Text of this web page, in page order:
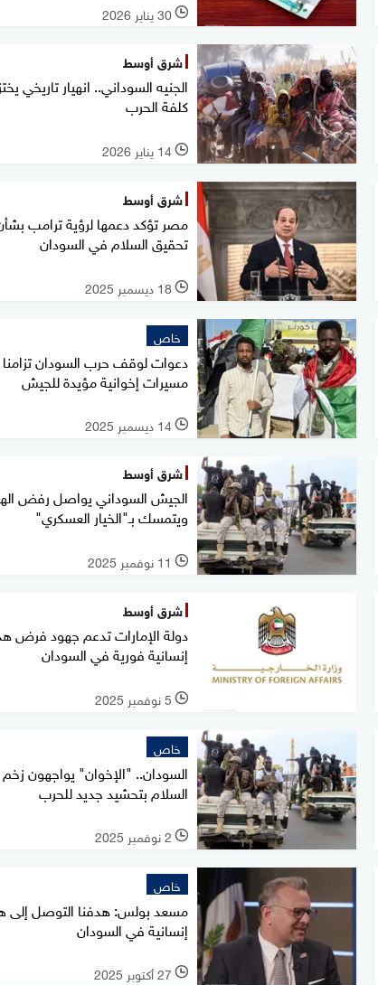
l 30 يناير 2026
شرق أوسط
الجنيه السوداني.. انهيار تاريخي
كلفة الحرب
l 14 يناير 2026
شرق أوسط
مصر تؤكد دعمها لرؤية ترامب
تحقيق السلام في السودان
l 18 ديسمبر 2025
خاص
دعوات لوقف حرب السودان
مسيرات إخوانية مؤيدة للجيش
l 14 ديسمبر 2025
شرق أوسط
الجيش السوداني يواصل رفض
ويتمسك بـ"الخيار العسكري"
l 11 نوفمبر 2025
شرق أوسط
دولة الإمارات تدعم جهود فرض
إنسانية فورية في السودان
l 5 نوفمبر 2025
خاص
السودان.. "الإخوان" يواجهون زخم
السلام بتحشيد جديد للحرب
l 2 نوفمبر 2025
خاص
مسعد بولس: هدفنا التوصل إلى
إنسانية في السودان
l 27 أكتوبر 2025